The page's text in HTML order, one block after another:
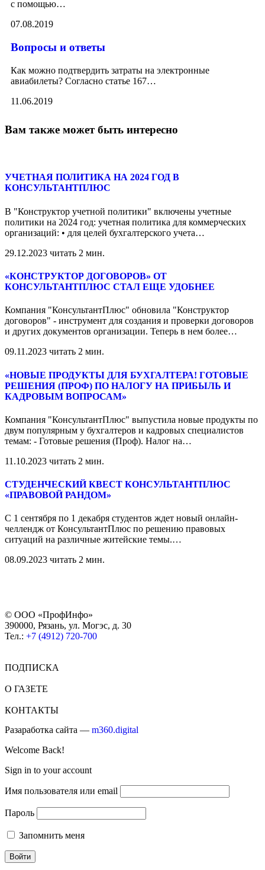
с помощью…
07.08.2019
Вопросы и ответы
Как можно подтвердить затраты на электронные
авиабилеты? Согласно статье 167…
11.06.2019
Вам также может быть интересно
УЧЕТНАЯ ПОЛИТИКА НА 2024 ГОД В
КОНСУЛЬТАНТПЛЮС
В "Конструктор учетной политики" включены учетные
политики на 2024 год: учетная политика для коммерческих
организаций: • для целей бухгалтерского учета…
29.12.2023 читать 2 мин.
«КОНСТРУКТОР ДОГОВОРОВ» ОТ
КОНСУЛЬТАНТПЛЮС СТАЛ ЕЩЕ УДОБНЕЕ
Компания "КонсультантПлюс" обновила "Конструктор
договоров" - инструмент для создания и проверки договоров
и других документов организации. Теперь в нем более…
09.11.2023 читать 2 мин.
«НОВЫЕ ПРОДУКТЫ ДЛЯ БУХГАЛТЕРА! ГОТОВЫЕ
РЕШЕНИЯ (ПРОФ) ПО НАЛОГУ НА ПРИБЫЛЬ И
КАДРОВЫМ ВОПРОСАМ»
Компания "КонсультантПлюс" выпустила новые продукты по
двум популярным у бухгалтеров и кадровых специалистов
темам: - Готовые решения (Проф). Налог на…
11.10.2023 читать 2 мин.
СТУДЕНЧЕСКИЙ КВЕСТ КОНСУЛЬТАНТПЛЮС
«ПРАВОВОЙ РАНДОМ»
С 1 сентября по 1 декабря студентов ждет новый онлайн-
челлендж от КонсультантПлюс по решению правовых
ситуаций на различные житейские темы.…
08.09.2023 читать 2 мин.
© ООО «ПрофИнфо»
390000, Рязань, ул. Могэс, д. 30
Тел.: +7 (4912) 720-700
ПОДПИСКА
О ГАЗЕТЕ
КОНТАКТЫ
Разаработка сайта — m360.digital
Welcome Back!
Sign in to your account
Имя пользователя или email
Пароль
Запомнить меня